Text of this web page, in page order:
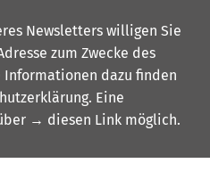
Newsletters willigen Sie
zum Zwecke des
Informationen dazu finden
. Eine
→ diesen Link möglich.